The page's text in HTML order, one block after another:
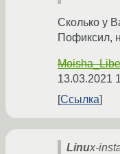
Сколько у
Пофиксил,
13.03.2021
Ссылка
Linux-